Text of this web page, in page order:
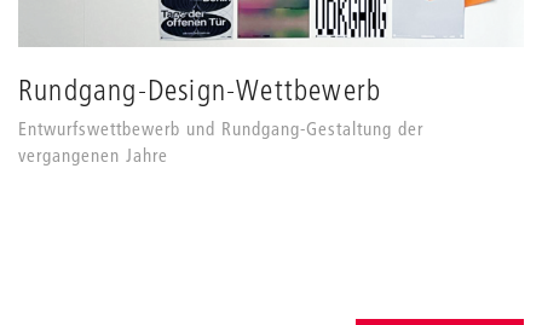
Rundgang-Design-Wettbewerb
Entwurfswettbewerb und Rundgang-Gestaltung der
vergangenen Jahre